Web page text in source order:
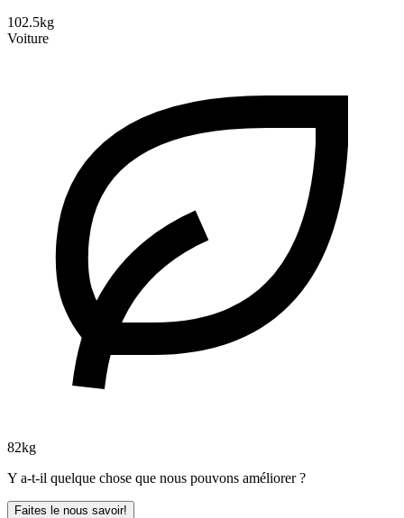
102.5kg
Voiture
82kg
Y a-t-il quelque chose que nous pouvons améliorer ?
Faites le nous savoir!